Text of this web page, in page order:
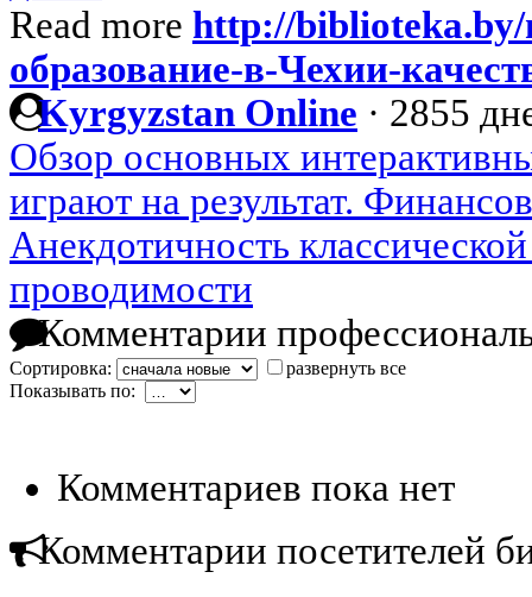
Read more http://
образование-в-Чехии-
Kyrgyzstan Online · 2855
Обзор основных
играют на результат.
Анекдотичность
проводимости
Комментарии
Сортировка:
развернуть все
Показывать по:
Комментариев пока нет
Комментарии посетителей